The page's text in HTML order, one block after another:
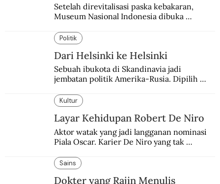
Setelah direvitalisasi paska kebakaran,
Museum Nasional Indonesia dibuka
Pameran Repatriasi 2024.
Politik
Dari Helsinki ke Helsinki
Sebuah ibukota di Skandinavia jadi
jembatan politik Amerika-Rusia. Dipilih
Kultur
Layar Kehidupan Robert De Niro
Aktor watak yang jadi langganan nominasi
Piala Oscar. Karier De Niro yang tak
lebih dari setengah abad.
Sains
Dokter yang Rajin Menulis